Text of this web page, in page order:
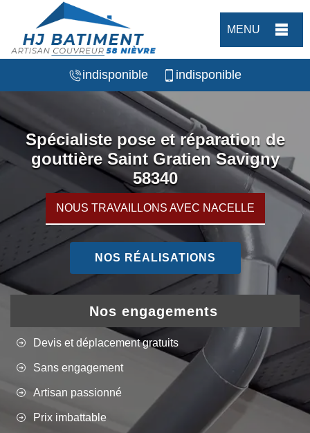
MENU
indisponible indisponible
Spécialiste pose et réparation de
gouttière Saint Gratien Savigny
58340
NOUS TRAVAILLONS AVEC NACELLE
NOS RÉALISATIONS
Nos engagements
Devis et déplacement gratuits
Sans engagement
Artisan passionné
Prix imbattable